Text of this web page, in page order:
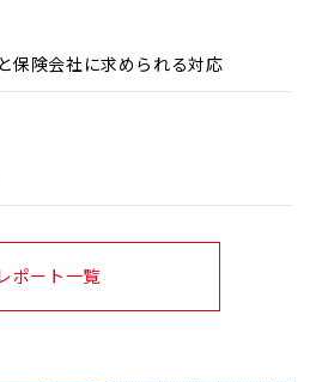
保険会社に求められる対応
レポート一覧